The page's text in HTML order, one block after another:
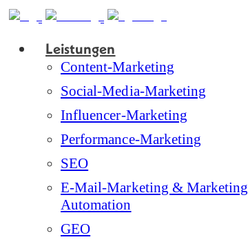
Leistungen
Content-Marketing
Social-Media-Marketing
Influencer-Marketing
Performance-Marketing
SEO
E-Mail-Marketing & Marketing
Automation
GEO